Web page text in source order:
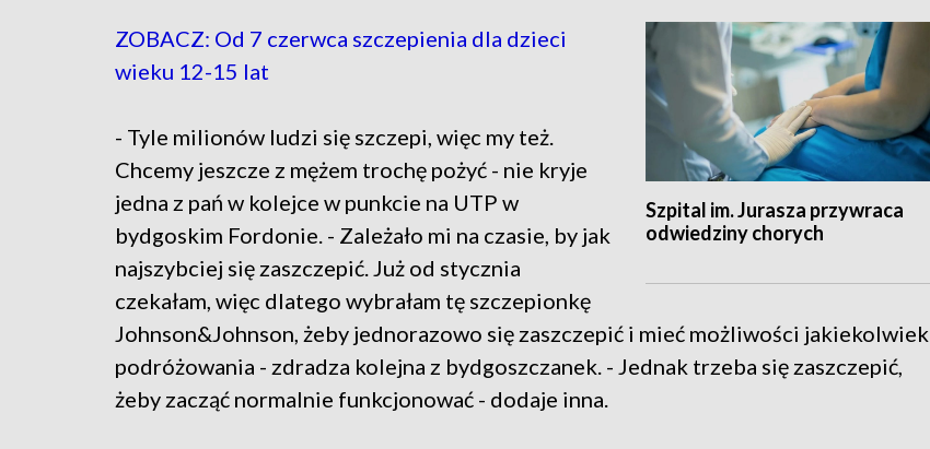
Szpital im. Jurasza przywraca
odwiedziny chorych
ZOBACZ: Od 7 czerwca szczepienia dla dzieci
wieku 12-15 lat
- Tyle milionów ludzi się szczepi, więc my też.
Chcemy jeszcze z mężem trochę pożyć - nie kryje
jedna z pań w kolejce w punkcie na UTP w
bydgoskim Fordonie. - Zależało mi na czasie, by jak
najszybciej się zaszczepić. Już od stycznia
czekałam, więc dlatego wybrałam tę szczepionkę
Johnson&Johnson, żeby jednorazowo się zaszczepić i mieć możliwości jakiekolwiek
podróżowania - zdradza kolejna z bydgoszczanek. - Jednak trzeba się zaszczepić,
żeby zacząć normalnie funkcjonować - dodaje inna.